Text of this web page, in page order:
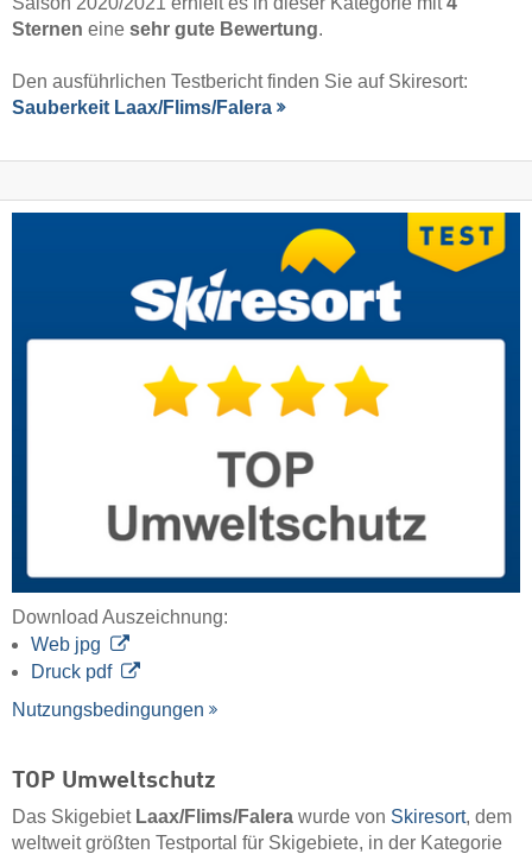
Sternen eine sehr gute Bewertung.
Den ausführlichen Testbericht finden Sie auf Skiresort:
Sauberkeit Laax/​Flims/​Falera
Download Auszeichnung:
Web jpg
Druck pdf
Nutzungsbedingungen
TOP Umweltschutz
Das Skigebiet Laax/​Flims/​Falera wurde von Skiresort, dem
weltweit größten Testportal für Skigebiete, in der Kategorie